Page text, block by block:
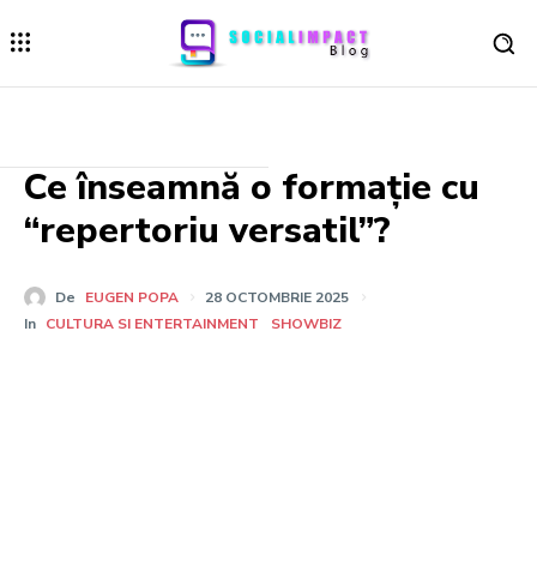
Ce înseamnă o formație cu
“repertoriu versatil”?
De EUGEN POPA
28 OCTOMBRIE 2025
In CULTURA SI ENTERTAINMENT SHOWBIZ